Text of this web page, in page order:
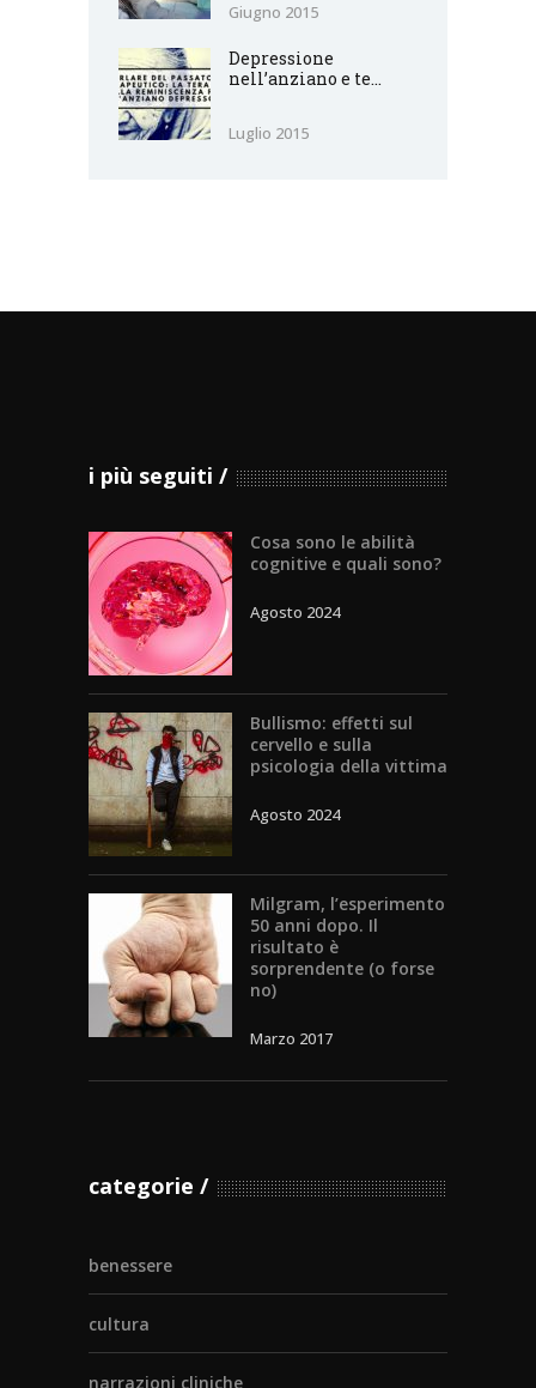
Giugno 2015
Depressione
nell’anziano e te...
Luglio 2015
i più seguiti
Cosa sono le abilità
cognitive e quali sono?
Agosto 2024
Bullismo: effetti sul
cervello e sulla
psicologia della vittima
Agosto 2024
Milgram, l’esperimento
50 anni dopo. Il
risultato è
sorprendente (o forse
no)
Marzo 2017
categorie
benessere
cultura
narrazioni cliniche